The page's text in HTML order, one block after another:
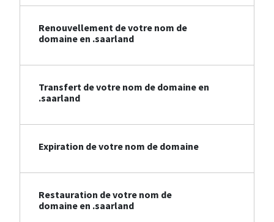
Renouvellement de votre nom de
domaine en .saarland
Transfert de votre nom de domaine en
.saarland
Expiration de votre nom de domaine
Restauration de votre nom de
domaine en .saarland